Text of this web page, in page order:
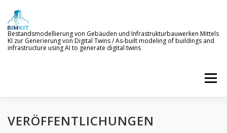
Inhalt
springen
Bestandsmodellierung von Gebäuden und Infrastrukturbauwerken Mittels
KI zur Generierung von Digital Twins / As-built modeling of buildings and
infrastructure using AI to generate digital twins
Menü
WILLKOMMEN ZIELE KI-SERVICES
VERÖFFENTLICHUNGEN